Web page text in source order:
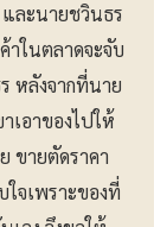
และนายชวินธร
าในตลาดจะจับ
หลังจากที่นาย
เอาของไปให้
ขายตัดราคา
ใจเพราะของที่